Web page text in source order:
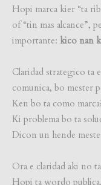
Hopi marca kier “ta
of “tin mas alcance”,
importante: kico nan
Claridad strategico ta
comunica, bo mester
Ken bo ta como
Ki problema bo ta
Dicon un hende
Ora e claridad aki no
Hopi ta wordo